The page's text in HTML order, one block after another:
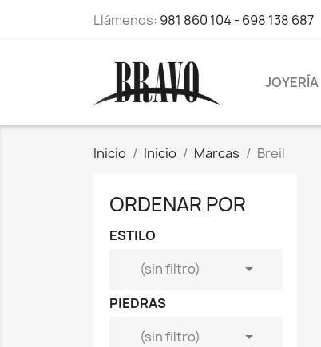
Llámenos: 981 860 104 - 698 138 687
JOYERÍA
Inicio Inicio Marcas Breil
ORDENAR POR
ESTILO
(sin filtro)

PIEDRAS
(sin filtro)
